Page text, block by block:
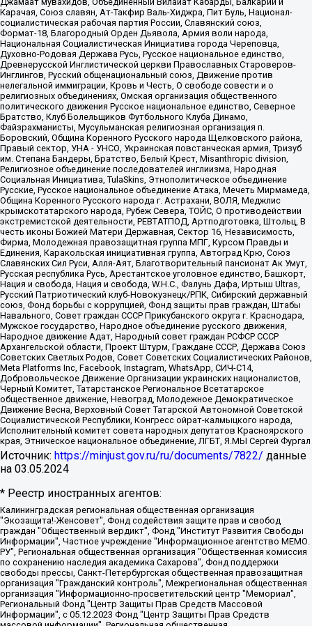
Карачая, Союз славян, Ат-Такфир Валь-Хиджра, Пит Буль, Национал-
социалистическая рабочая партия России, Славянский союз,
Формат-18, Благородный Орден Дьявола, Армия воли народа,
Национальная Социалистическая Инициатива города Череповца,
Духовно-Родовая Держава Русь, Русское национальное единство,
Древнерусской Инглистической церкви Православных Староверов-
Инглингов, Русский общенациональный союз, Движение против
нелегальной иммиграции, Кровь и Честь, О свободе совести и о
религиозных объединениях, Омская организация общественного
политического движения Русское национальное единство, Северное
Братство, Клуб Болельщиков Футбольного Клуба Динамо,
Файзрахманисты, Мусульманская религиозная организация п.
Боровский, Община Коренного Русского народа Щелковского района,
Правый сектор, УНА - УНСО, Украинская повстанческая армия, Тризуб
им. Степана Бандеры, Братство, Белый Крест, Misanthropic division,
Религиозное объединение последователей инглиизма, Народная
Социальная Инициатива, TulaSkins, Этнополитическое объединение
Русские, Русское национальное объединение Атака, Мечеть Мирмамеда,
Община Коренного Русского народа г. Астрахани, ВОЛЯ, Меджлис
крымскотатарского народа, Рубеж Севера, ТОЙС, О противодействии
экстремистской деятельности, РЕВТАТПОД, Артподготовка, Штольц, В
честь иконы Божией Матери Державная, Сектор 16, Независимость,
Фирма, Молодежная правозащитная группа МПГ, Курсом Правды и
Единения, Каракольская инициативная группа, Автоград Крю, Союз
Славянских Сил Руси, Алля-Аят, Благотворительный пансионат Ак Умут,
Русская республика Русь, Арестантское уголовное единство, Башкорт,
Нация и свобода, Нация и свобода, W.H.С., Фалунь Дафа, Иртыш Ultras,
Русский Патриотический клуб-Новокузнецк/РПК, Сибирский державный
союз, Фонд борьбы с коррупцией, Фонд защиты прав граждан, Штабы
Навального, Совет граждан СССР Прикубанского округа г. Краснодара,
Мужское государство, Народное объединение русского движения,
Народное движение Адат, Народный совет граждан РСФСР СССР
Архангельской области, Проект Штурм, Граждане СССР, Держава Союз
Советских Светлых Родов, Совет Советских Социалистических Районов,
Meta Platforms Inc, Facebook, Instagram, WhatsApp, СИЧ-С14,
Добровольческое Движение Организации украинских националистов,
Черный Комитет, Татарстанское Региональное Всетатарское
общественное движение, Невоград, Молодежное Демократическое
Движение Весна, Верховный Совет Татарской Автономной Советской
Социалистической Республики, Конгресс ойрат-калмыцкого народа,
Исполнительный комитет совета народных депутатов Красноярского
края, Этническое национальное объединение, ЛГБТ, Я.МЫ Сергей Фургал
Источник: https://minjust.gov.ru/ru/documents/7822/ данные
на 03.05.2024
* Реестр иностранных агентов:
Калининградская региональная общественная организация "Экозащита!-Женсовет", Фонд содействия защите прав и свобод граждан "Общественный вердикт", Фонд "Институт Развития Свободы Информации", Частное учреждение "Информационное агентство МЕМО. РУ", Региональная общественная организация "Общественная комиссия по сохранению наследия академика Сахарова", Фонд поддержки свободы прессы, Санкт-Петербургская общественная правозащитная организация "Гражданский контроль", Межрегиональная общественная организация "Информационно-просветительский центр "Мемориал", Региональный Фонд "Центр Защиты Прав Средств Массовой Информации", с 05.12.2023 Фонд "Центр Защиты Прав Средств массовой информации", Региональная общественная благотворительная организация помощи беженцам и мигрантам "Гражданское содействие", Негосударственное образовательное учреждение дополнительного профессионального образования (повышение квалификации) специалистов "АКАДЕМИЯ ПО ПРАВАМ ЧЕЛОВЕКА", Свердловская региональная общественная организация "Сутяжник", Автономная некоммерческая организация "Центр независимых социологических исследований", Союз общественных объединений "Российский исследовательский центр по правам человека", Региональное общественное учреждение научно-информационный центр "МЕМОРИАЛ", Некоммерческая организация "Фонд защиты гласности", Автономная некоммерческая организация "Институт прав человека", Городская общественная организация "Екатеринбургское общество "МЕМОРИАЛ", Городская общественная организация "Рязанское историко-просветительское и правозащитное общество "Мемориал" (Рязанский Мемориал), Челябинский региональный орган общественной самодеятельности – женское общественное объединение "Женщины Евразии", Челябинский региональный орган общественной самодеятельности "Уральская правозащитная группа", Фонд содействия защите здоровья и социальной справедливости имени Андрея Рылькова, Автономная Некоммерческая Организация "Аналитический Центр Юрия Левады", Автономная некоммерческая организация социальной поддержки населения "Проект Апрель", Региональная общественная организация помощи женщинам и детям, находящимся в кризисной ситуации "Информационно-методический центр "Анна", Фонд содействия развитию массовых коммуникаций и правовому просвещению "Так-так-Так", Фонд содействия устойчивому развитию "Серебряная тайга", Свердловский региональный общественный фонд социальных проектов "Новое время", "Idel.Реалии", Кавказ.Реалии, Крым.Реалии, Телеканал Настоящее Время, Татаро-башкирская служба Радио Свобода (Azatliq Radiosi), Радио Свободная Европа/Радио Свобода (PCE/PC), "Сибирь.Реалии", "Фактограф", Благотворительный фонд помощи осужденным и их семьям, Автономная некоммерческая организация "Институт глобализации и социальных движений", Фонд "В защиту прав заключенных", Частное учреждение "Центр поддержки и содействия развитию средств массовой информации", Пензенский региональный общественный благотворительный фонд "Гражданский союз", "Север.Реалии", Некоммерческая организация Фонд "Правовая инициатива", Общество с ограниченной ответственностью "Радио Свободная Европа/Радио Свобода", Чешское информационное агентство "MEDIUM-ORIENT", Красноярская региональная общественная организация "Мы против СПИДа", Камалягин Денис Николаевич, Маркелов Сергей Евгеньевич, Пономарев Лев Александрович, Савицкая Людмила Алексеевна, Автономная некоммерческая организация "Центр по работе с проблемой насилия "НАСИЛИЮ.НЕТ", Межрегиональный профессиональный союз работников здравоохранения "Альянс врачей", Юридическое лицо, зарегистрированное в Латвийской Республике, SIA "Medusa Project" (регистрационный номер 40103797863, дата регистрации 10.06.2014), Некоммерческая организация "Фонд по борьбе с коррупцией", Автономная некоммерческая организация "Институт права и публичной политики", Баданин Роман Сергеевич, Гликин Максим Александрович, Железнова Мария Михайловна, Лукьянова Юлия Сергеевна, Маетная Елизавета Витальевна, Маняхин Петр Борисович, Чуракова Ольга Владимировна, Ярош Юлия Петровна, Юридическое лицо "The Insider SIA", зарегистрированное в Риге, Латвийская Республика (дата регистрации 26.06.2015), являющееся администратором доменного имени интернет-издания "The Insider SIA", https://theins.ru, Постернак Алексей Евгеньевич, Рубин Михаил Аркадьевич, Анин Роман Александрович, Юридическое лицо Istories fonds, зарегистрированное в Латвийской Республике (регистрационный номер 50008295751, дата регистрации 24.02.2020), Великовский Дмитрий Александрович, Долинина Ирина Николаевна, Мароховская Алеся Алексеевна, Шлейнов Роман Юрьевич, Шмагун Олеся Валентиновна, Общество с ограниченной ответственностью "Альтаир 2021", Общество с ограниченной ответственностью "Вега 2021", Общество с ограниченной ответственностью "Главный редактор 2021", Общество с ограниченной ответственностью "Ромашки монолит", Важенков Артем Валерьевич, Ивановская областная общественная организация "Центр гендерных исследований", Гурман Юрий Альбертович, Медиапроект "ОВД-Инфо", Егоров Владимир Владимирович, Жилинский Владимир Александрович, Общество с ограниченной ответственностью "ЗП", Иванова София Юрьевна, Карезина Инна Павловна, Кильтау Екатерина Викторовна, Петров Алексей Викторович, Пискунов Сергей Евгеньевич, Смирнов Сергей Сергеевич, Тихонов Михаил Сергеевич, Общество с ограниченной ответственностью "ЖУРНАЛИСТ-ИНОСТРАННЫЙ АГЕНТ", Арапова Галина Юрьевна, Вольтская Татьяна Анатольевна, Американская компания "Mason G.E.S. Anonymous Foundation" (США), являющаяся владельцем интернет-издания https://mnews.world/, Компания "Stichting Bellingcat", зарегистрированная в Нидерландах (дата регистрации 11.07.2018), Захаров Андрей Вячеславович, Клепиковская Екатерина Дмитриевна, Общество с ограниченной ответственностью "МЕМО", Перл Роман Александрович, Симонов Евгений Алексеевич, Соловьева Елена Анатольевна, Сотников Даниил Владимирович, Сурначева Елизавета Дмитриевна, Автономная некоммерческая организация по защите прав человека и информированию населения "Якутия – Наше Мнение", Общество с ограниченной ответственностью "Москоу диджитал медиа", с 26.01.2023 Общество с ограниченной ответственностью "Чайка Белые сады", Ветошкина Валерия Валерьевна, Заговора Максим Александрович, Межрегиональное общественное движение "Российская ЛГБТ - сеть", Оленичев Максим Владимирович, Павлов Иван Юрьевич, Скворцова Елена Сергеевна, Общество с ограниченной ответственностью "Как бы инагент", Кочетков Игорь Викторович, Общество с ограниченной ответственностью "Честные выборы", Еланчик Олег Александрович, Общество с ограниченной ответственностью "Нобелевский призыв", Гималова Регина Эмилевна, Григорьев Андрей Валерьевич, Григорьева Алина Александровна, Ассоциация по содействию защите прав призывников, альтернативнослужащих и военнослужащих "Правозащитная группа "Гражданин.Армия.Право", Хисамова Регина Фаритовна, Автономная некоммерческая организация по реализации социально-правовых программ "Лилит", Дальневосточное общественное движение "Маяк", Санкт-Петербургская ЛГБТ-инициативная группа "Выход", Инициативная группа ЛГБТ+ "Реверс", Алексеев Андрей Викторович, Бекбулатова Таисия Львовна, Беляев Иван Михайлович, Владыкина Елена Сергеевна, Гельман Марат Александрович, Никульшина Вероника Юрьевна, Толоконникова Надежда Андреевна, Шендерович Виктор Анатольевич, Общество с ограниченной ответственностью "Данное сообщение", Общество с ограниченной ответственностью Издательский дом "Новая глава", Айнбиндер Александра Александровна, Московский комьюнити-центр для ЛГБТ+инициатив, Благотворительный фонд развития филантропии, Deutsche Welle (Германия, Kurt-Schumacher-Strasse 3, 53113 Bonn), Борзунова Мария Михайловна, Воробьев Виктор Викторович, Голубева Анна Львовна, Константинова Алла Михайловна, Малкова Ирина Владимировна, Мурадов Мурад Абдулгалимович, Осетинская Елизавета Николаевна, Понасенков Евгений Николаевич, Ганапольский Матвей Юрьевич, Киселев Евгений Алексеевич, Борухович Ирина Григорьевна, Дремин Иван Тимофеевич, Дубровский Дмитрий Викторович, Красноярская региональная общественная организация поддержки и развития альтернативных образовательных технологий и межкультурных коммуникаций "ИНТЕРРА", Маяковская Екатерина Алексеевна, Фейгин Марк Захарович, Филимонов Андрей Викторович, Дзугкоева Регина Николаевна, Доброхотов Роман Александрович, Дудь Юрий Александрович, Елкин Сергей Владимирович, Кругликов Кирилл Игоревич, Сабунаева Мария Леонидовна, Семенов Алексей Владимирович, Шаинян Карен Багратович, Шульман Екатерина Михайловна, Асафьев Артур Валерьевич, Вахштайн Виктор Семенович, Венедиктов Алексей Алексеевич, Лушникова Екатерина Евгеньевна, Волков Леонид Михайлович, Невзоров Александр Глебович, Пархоменко Сергей Борисович, Сироткин Ярослав Николаевич, Кара-Мурза Владимир Владимирович, Баранова Наталья Владимировна, Гозман Леонид Яковлевич, Кагарлицкий Борис Юльевич, Климарев Михаил Валерьевич, Милов Владимир Станиславович, Автономная некоммерческая организация Краснодарский центр современного искусства "Типография", Моргенштерн Алишер Тагирович, Соболь Любовь Эдуардовна, Общество с ограниченной ответственностью "ЛИЗА НОРМ", Каспаров Гарри Кимович, Ходорковский Михаил Борисович, Общество с ограниченной ответственностью "Апрельские тезисы", Данилович Ирина Брониславовна, Кашин Олег Владимирович, Петров Николай Владимирович, Пивоваров Алексей Владимирович, Соколов Михаил Владимирович, Цветкова Юлия Владимировна, Чичваркин Евгений Александрович, Комитет против пыток/Команда против пыток, Общество с ограниченной ответственностью "Первый научный", Общество с ограниченной ответственностью "Вертолет и ко", Белоцерковская Вероника Борисовна, Кац Максим Евгеньевич, Лазарева Татьяна Юрьевна, Шаведдинов Руслан Табризович, Яшин Илья Валерьевич, Общество с ограниченной ответственностью "Иноагент ААВ", Алешковский Дмитрий Петрович, Альбац Евгения Марковна, Быков Дмитрий Львович, Галямина Юлия Евгеньевна, Лойко Сергей Леонидович, Мартынов Кирилл Константинович, Медведев Сергей Александрович, Крашенинников Федор Геннадиевич, Гордеева Катерина Вл